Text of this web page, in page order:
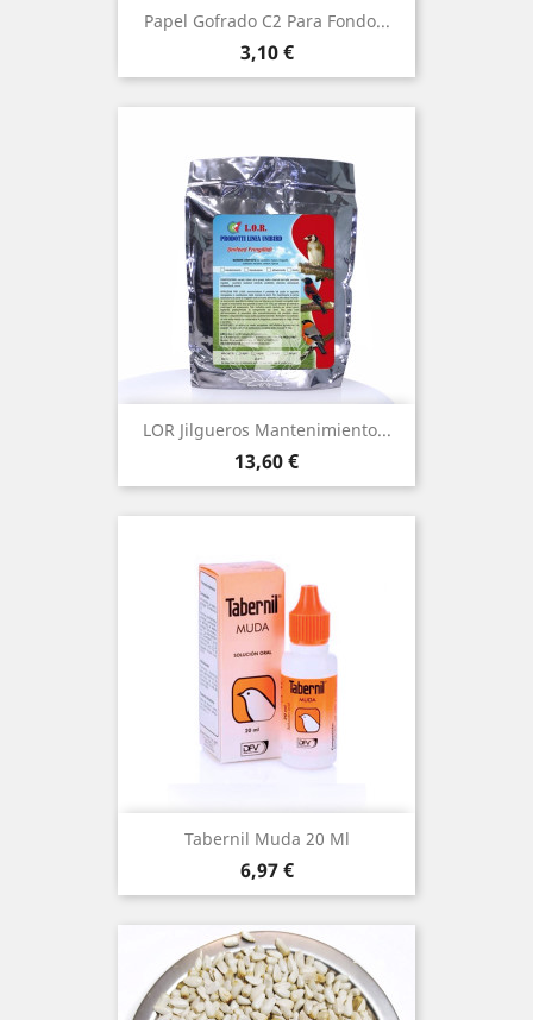
Papel Gofrado C2 Para Fondo...
Precio
3,10 €
LOR Jilgueros Mantenimiento...
Precio
13,60 €
Tabernil Muda 20 Ml
Precio
6,97 €